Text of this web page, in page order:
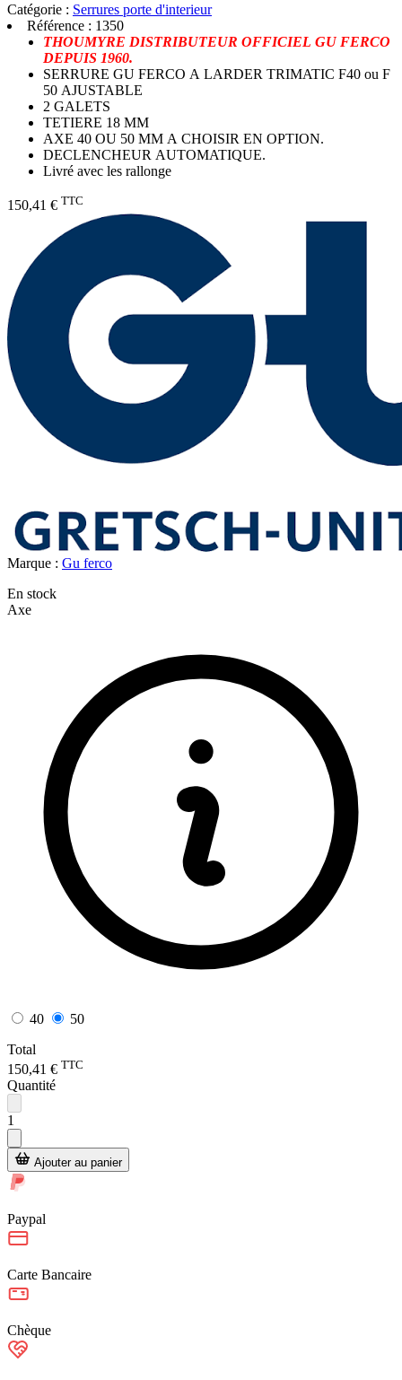
Catégorie : Serrures porte d'interieur
Référence : 1350
THOUMYRE DISTRIBUTEUR OFFICIEL GU FERCO
DEPUIS 1960.
SERRURE GU FERCO A LARDER TRIMATIC F40 ou F
50 AJUSTABLE
2 GALETS
TETIERE 18 MM
AXE 40 OU 50 MM A CHOISIR EN OPTION.
DECLENCHEUR AUTOMATIQUE.
Livré avec les rallonge
150,41 € TTC
Marque : Gu ferco
En stock
Axe
40
50
Total
150,41 € TTC
Quantité
1
Ajouter au panier
Paypal
Carte Bancaire
Chèque